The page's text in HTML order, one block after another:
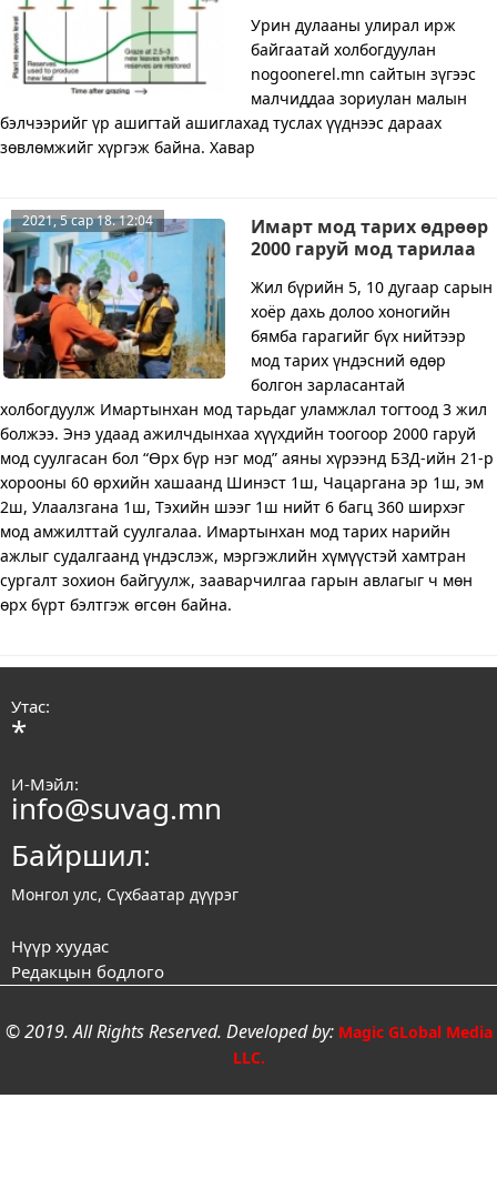
Урин дулааны улирал ирж
байгаатай холбогдуулан
nogoonerel.mn сайтын зүгээс
малчиддаа зориулан малын
бэлчээрийг үр ашигтай ашиглахад туслах үүднээс дараах
зөвлөмжийг хүргэж байна. Хавар
Имарт мод тарих өдрөөр
2000 гаруй мод тарилаа
2021, 5 сар 18. 12:04
​Жил бүрийн 5, 10 дугаар сарын
хоёр дахь долоо хоногийн
бямба гарагийг бүх нийтээр
мод тарих үндэсний өдөр
болгон зарласантай
холбогдуулж Имартынхан мод тарьдаг уламжлал тогтоод 3 жил
болжээ. Энэ удаад ажилчдынхаа хүүхдийн тоогоор 2000 гаруй
мод суулгасан бол “Өрх бүр нэг мод” аяны хүрээнд БЗД-ийн 21-р
хорооны 60 өрхийн хашаанд Шинэст 1ш, Чацаргана эр 1ш, эм
2ш, Улаалзгана 1ш, Тэхийн шээг 1ш нийт 6 багц 360 ширхэг
мод амжилттай суулгалаа. Имартынхан мод тарих нарийн
ажлыг судалгаанд үндэслэж, мэргэжлийн хүмүүстэй хамтран
сургалт зохион байгуулж, зааварчилгаа гарын авлагыг ч мөн
өрх бүрт бэлтгэж өгсөн байна.
Утас:
*
И-Мэйл:
info@suvag.mn
Байршил:
Монгол улс, Сүхбаатар дүүрэг
Нүүр хуудас
Редакцын бодлого
© 2019. All Rights Reserved. Developed by: Magic GLobal Media
LLC.